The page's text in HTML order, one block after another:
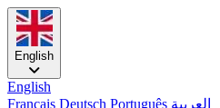
English
English
Français Deutsch Português العربية